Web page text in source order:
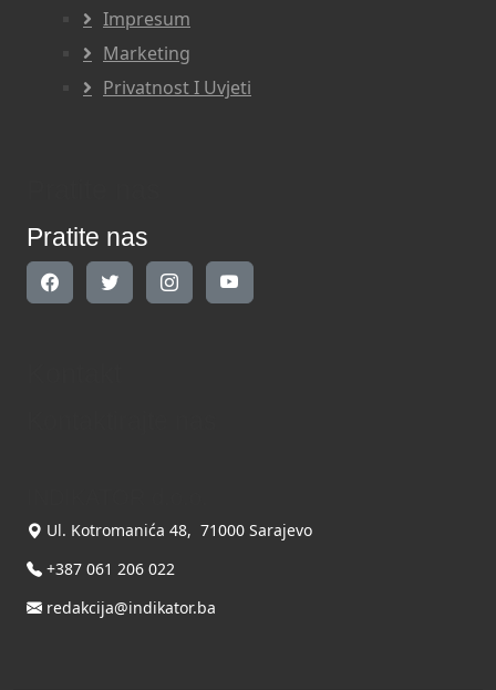
Impresum
Marketing
Privatnost I Uvjeti
Pratite nas
Ul. Kotromanića 48, 71000 Sarajevo
+387 061 206 022
redakcija@indikator.ba